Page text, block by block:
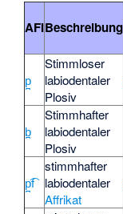
AFIBeschreibung
p̪
Stimmloser
labiodentaler
Plosiv
b̪
Stimmhafter
labiodentaler
Plosiv
p̪͡f
stimmhafter
labiodentaler
Affrikat